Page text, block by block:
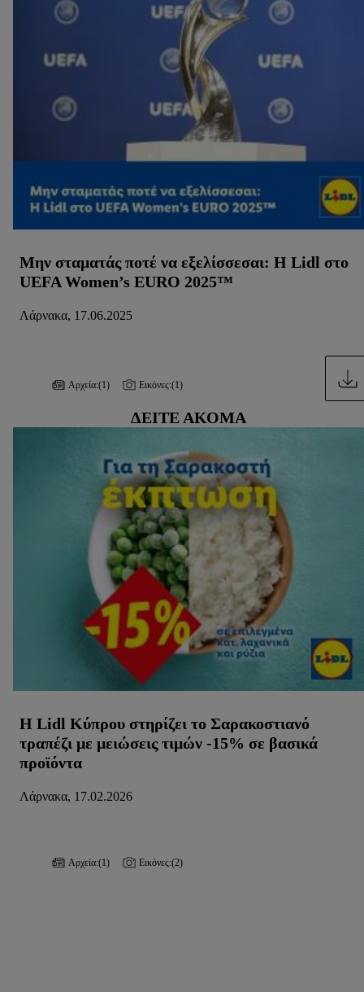
Μην σταματάς ποτέ να εξελίσσεσαι: Η Lidl στο
UEFA Women’s EURO 2025™
Λάρνακα, 17.06.2025
Αρχεία:(1) Εικόνες:(1)
ΔΕΊΤΕ ΑΚΌΜΑ
Η Lidl Κύπρου στηρίζει το Σαρακοστιανό
τραπέζι με μειώσεις τιμών -15% σε βασικά
προϊόντα
Λάρνακα, 17.02.2026
Αρχεία:(1) Εικόνες:(2)
κλικ στην επιλογή «Αποδοχή», συγκατατίθεστε στην
επεξεργασία για όλους τους προαναφερθέντες σκοπούς.
Περαιτέρω πληροφορίες, μεταξύ άλλων για την περίοδο
αποθήκευσης των δεδομένων και το δικαίωμά σας να
ανακαλέσετε τη συγκατάθεσή σας ανά πάσα στιγμή με ισχύ
για το μέλλον, μπορείτε να βρείτε στην
πολιτική απορρήτου
Μπορείτε να βρείτε τα νομικά στοιχεία της εταιρείας μας